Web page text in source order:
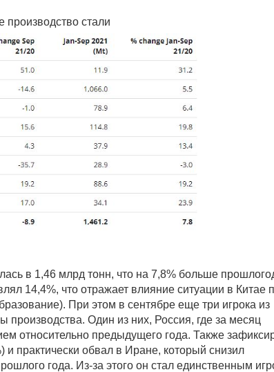
производство стали
в 1,46 млрд тонн, что на 7,8% больше
14,4%, что отражает влияние ситуации в Китае
При этом в сентябре еще три игрока из
производства. Один из них, Россия, где за месяц
относительно предыдущего года. Также
практически обвал в Иране, который снизил
года. Из-за этого он стал единственным